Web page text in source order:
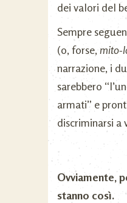
dei valori del
Sempre
(o, forse,mito-
narrazione, i
sarebbero
armati” e
discriminarsi a
Ovviamente,
stanno così.